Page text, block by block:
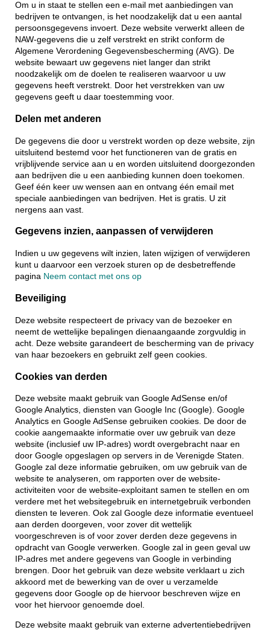
Om u in staat te stellen een e-mail met aanbiedingen van
bedrijven te ontvangen, is het noodzakelijk dat u een aantal
persoonsgegevens invoert. Deze website verwerkt alleen de
NAW-gegevens die u zelf verstrekt en strikt conform de
Algemene Verordening Gegevensbescherming (AVG). De
website bewaart uw gegevens niet langer dan strikt
noodzakelijk om de doelen te realiseren waarvoor u uw
gegevens heeft verstrekt. Door het verstrekken van uw
gegevens geeft u daar toestemming voor.
Delen met anderen
De gegevens die door u verstrekt worden op deze website, zijn
uitsluitend bestemd voor het functioneren van de gratis en
vrijblijvende service aan u en worden uitsluitend doorgezonden
aan bedrijven die u een aanbieding kunnen doen toekomen.
Geef één keer uw wensen aan en ontvang één email met
speciale aanbiedingen van bedrijven. Het is gratis. U zit
nergens aan vast.
Gegevens inzien, aanpassen of verwijderen
Indien u uw gegevens wilt inzien, laten wijzigen of verwijderen
kunt u daarvoor een verzoek sturen op de desbetreffende
pagina Neem contact met ons op
Beveiliging
Deze website respecteert de privacy van de bezoeker en
neemt de wettelijke bepalingen dienaangaande zorgvuldig in
acht. Deze website garandeert de bescherming van de privacy
van haar bezoekers en gebruikt zelf geen cookies.
Cookies van derden
Deze website maakt gebruik van Google AdSense en/of
Google Analytics, diensten van Google Inc (Google). Google
Analytics en Google AdSense gebruiken cookies. De door de
cookie aangemaakte informatie over uw gebruik van deze
website (inclusief uw IP-adres) wordt overgebracht naar en
door Google opgeslagen op servers in de Verenigde Staten.
Google zal deze informatie gebruiken, om uw gebruik van de
website te analyseren, om rapporten over de website-
activiteiten voor de website-exploitant samen te stellen en om
verdere met het websitegebruik en internetgebruik verbonden
diensten te leveren. Ook zal Google deze informatie eventueel
aan derden doorgeven, voor zover dit wettelijk
voorgeschreven is of voor zover derden deze gegevens in
opdracht van Google verwerken. Google zal in geen geval uw
IP-adres met andere gegevens van Google in verbinding
brengen. Door het gebruik van deze website verklaart u zich
akkoord met de bewerking van de over u verzamelde
gegevens door Google op de hiervoor beschreven wijze en
voor het hiervoor genoemde doel.
Deze website maakt gebruik van externe advertentiebedrijven